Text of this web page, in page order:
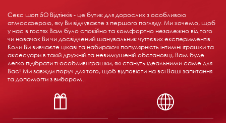
Секс шоп 5О Відтінків - це бутик для дорослих з особливою
атмосферою, яку Ви відчуваєте з першого погляду. Ми хочемо, щоб
у нас в гостях Вам було спокійно та комфортно незалежно від того
чи новачок Ви чи досвідчений шанувальник чуттєвих експериментів.
Коли Ви вивчаєте цікаві та набираючі популярність інтимні іграшки та
аксесуари в такій дружній та невимушеній обстановці, Вам буде
легко підібрати ті особливі іграшки, які стануть ідеальними саме для
Вас! Ми завжди поруч для того, щоб відповісти на всі Ваші запитання
та допомогти з вибором.